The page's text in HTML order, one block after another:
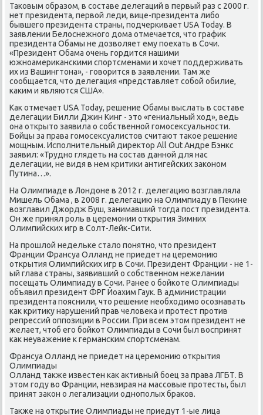
Таковым образом, в составе делегаций в первый раз с 2000 г.
нет президента, первой леди, вице-президента либо
бывшего президента страны, подчеркивает USA Today. В
заявлении Белоснежного дома отмечается, что график
президента Обамы не дозволяет ему поехать в Сочи.
«Президент Обама очень гордится нашими
южноамериканскими спортсменами и хочет поддерживать
их из Вашингтона», - говорится в заявлении. Там же
сообщается, что делегация «представляет собой обилие,
каким и являются США».
Как отмечает USA Today, решение Обамы выслать в составе
делегации Билли Джин Кинг - это «гениальный ход», ведь
она открыто заявила о собственной гомосексуальности.
Бойцы за права гомосексуалистов считают такое решение
мощным. Исполнительный директор All Out Андре Бэнкс
заявил: «Трудно глядеть на состав данной для нас
делегации, не видя в нем критики антигейских законом
Путина…».
На Олимпиаде в Лондоне в 2012 г. делегацию возглавляла
Мишель Обама , в 2008 г. делегацию на Олимпиаду в Пекине
возглавил Джордж Буш, занимавший тогда пост президента.
Он же принял роль в церемонии открытия Зимних
Олимпийских игр в Солт-Лейк-Сити.
На прошлой недельке стало понятно, что президент
Франции Франсуа Олланд не приедет на церемонию
открытия Олимпийских игр в Сочи. Президент Франции - не 1-
ый глава страны, заявивший о собственном нежелании
посещать Олимпиаду в Сочи. Ранее о бойкоте Олимпиады
объявил президент ФРГ Йоахим Гаук. В администрации
президента пояснили, что решение необходимо осознавать
как критику нарушений прав человека и протест против
репрессий оппозиции в России. При всем этом президент не
желает, чтоб его бойкот Олимпиады в Сочи был воспринят
как неуважение к германским спортсменам.
Франсуа Олланд не приедет на церемонию открытия
Олимпиады
Олланд также известен как активный боец за права ЛГБТ. В
этом году во Франции, невзирая на массовые протесты, был
принят закон о легализации однополых браков.
Также на открытие Олимпиады не приедут 1-ые лица